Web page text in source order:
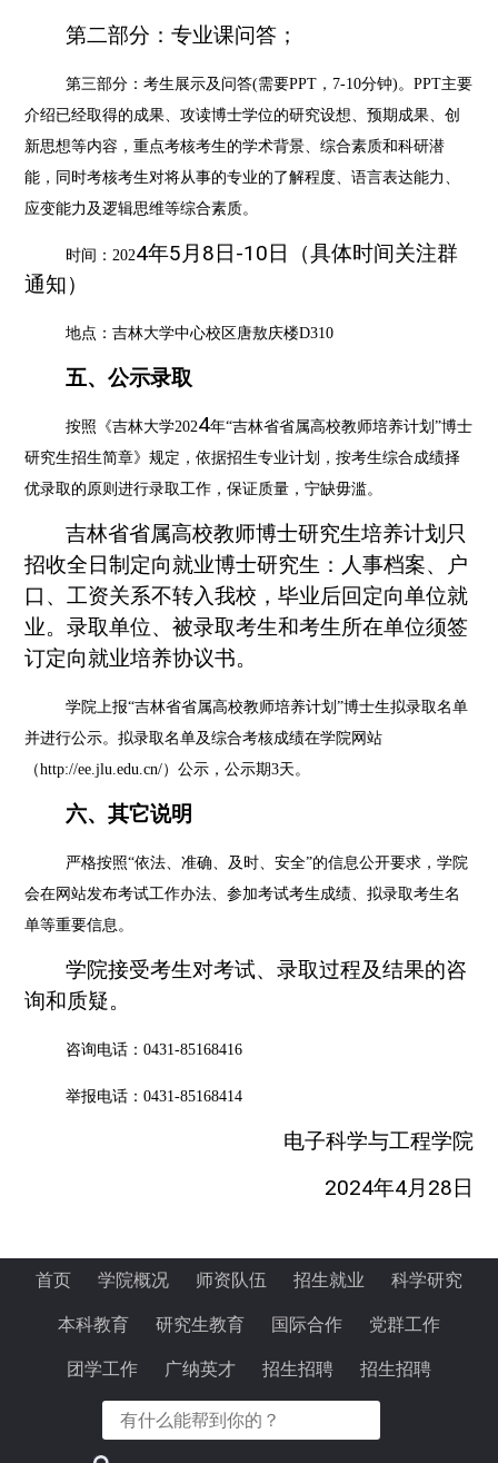
第二部分：专业课问答；
第三部分：考生展示及问答(需要PPT，7-10分钟)。PPT主要
介绍已经取得的成果、攻读博士学位的研究设想、预期成果、创
新思想等内容，重点考核考生的学术背景、综合素质和科研潜
能，同时考核考生对将从事的专业的了解程度、语言表达能力、
应变能力及逻辑思维等综合素质。
时间： 2024年5月 8日-10日
（具体时间关注群
通知）
地点：吉林大学中心校区唐敖庆楼D310
五、公示录取
按照《吉林大学2024年“吉林省省属高校教师培养计划”博士
研究生招生简章》规定，依据招生专业计划，按考生综合成绩择
优录取的原则进行录取工作，保证质量，宁缺毋滥。
吉林省省属高校教师博士研究生培养计划只
招收全日制定向就业博士研究生：人事档案、户
口、工资关系不转入我校，毕业后回定向单位就
业。录取单位、被录取考生和考生所在单位须签
订定向就业培养协议书。
学院上报“吉林省省属高校教师培养计划”博士生拟录取名单
并进行公示。拟录取名单及综合考核成绩在学院网站
（http://ee.jlu.edu.cn/）公示，公示期3天。
六、其它说明
严格按照“依法、准确、及时、安全”的信息公开要求，学院
会在网站发布考试工作办法、参加考试考生成绩、拟录取考生名
单等重要信息。
学院接受考生对考试、录取过程及结果的咨
询和质疑。
咨询电话：0431-85168416
举报电话：0431-85168414
电子科学与工程学院
2024年4月28日
首页 学院概况 师资队伍 招生就业 科学研究
本科教育 研究生教育 国际合作 党群工作
团学工作 广纳英才 招生招聘 招生招聘